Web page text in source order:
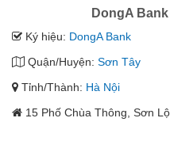
DongA
Ký hiệu: DongA Bank
Quận/Huyện: Sơn Tây
Tỉnh/Thành: Hà Nội
15 Phố Chùa Thông, Sơn